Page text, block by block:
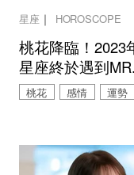
星座 ｜ HOROSCOPE
桃花降臨！2023
星座終於遇到
桃花 感情 運勢